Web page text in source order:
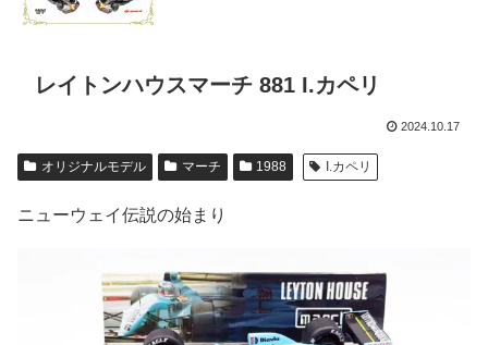
レイトンハウスマーチ 881 I.カペリ
2024.10.17
オリジナルモデル マーチ 1988 I.カペリ
ニューウェイ伝説の始まり